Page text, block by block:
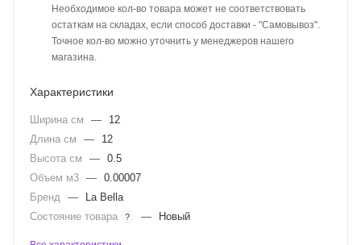
Необходимое кол-во товара может не соответствовать
остаткам на складах, если способ доставки - "Самовывоз".
Точное кол-во можно уточнить у менеджеров нашего
магазина.
Характеристики
Ширина см —
12
Длина см
—
12
Высота см
— 0.5
Объем м3 — 0.00007
Бренд —
La Bella
Состояние товара
? — Новый